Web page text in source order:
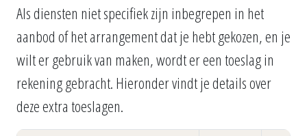
Als diensten niet specifiek zijn inbegrepen in het
aanbod of het arrangement dat je hebt gekozen, en je
wilt er gebruik van maken, wordt er een toeslag in
rekening gebracht. Hieronder vindt je details over
deze extra toeslagen.